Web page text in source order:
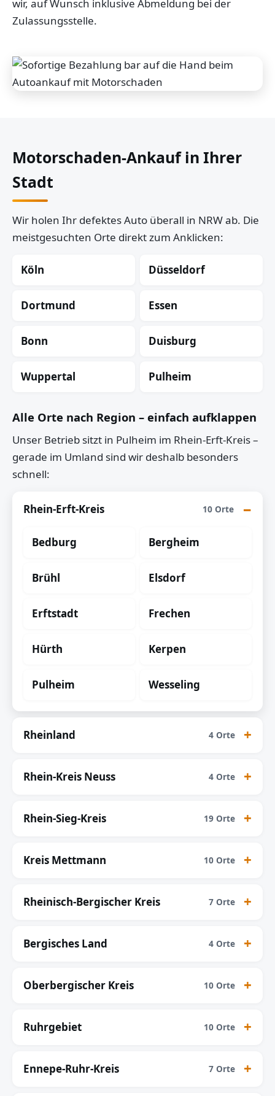
wir, auf Wunsch inklusive Abmeldung bei der
Zulassungsstelle.
Motorschaden-Ankauf in Ihrer
Stadt
Wir holen Ihr defektes Auto überall in NRW ab. Die
meistgesuchten Orte direkt zum Anklicken:
Köln Düsseldorf
Dortmund Essen
Bonn Duisburg
Wuppertal Pulheim
Alle Orte nach Region – einfach aufklappen
Unser Betrieb sitzt in Pulheim im Rhein-Erft-Kreis –
gerade im Umland sind wir deshalb besonders
schnell:
Rhein-Erft-Kreis 10 Orte
Bedburg Bergheim
Brühl Elsdorf
Erftstadt Frechen
Hürth Kerpen
Pulheim Wesseling
Rheinland 4 Orte
Rhein-Kreis Neuss 4 Orte
Rhein-Sieg-Kreis 19 Orte
Kreis Mettmann 10 Orte
Rheinisch-Bergischer Kreis 7 Orte
Bergisches Land 4 Orte
Oberbergischer Kreis 10 Orte
Ruhrgebiet 10 Orte
Ennepe-Ruhr-Kreis 7 Orte